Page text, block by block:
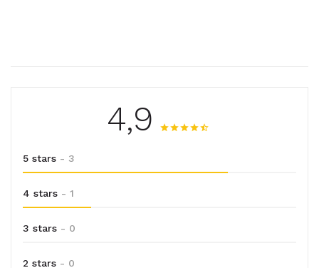
4,9
5 stars - 3
4 stars - 1
3 stars - 0
2 stars - 0